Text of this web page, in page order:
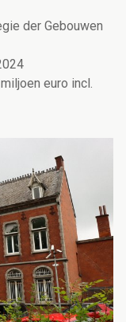
der Gebouwen
euro incl.